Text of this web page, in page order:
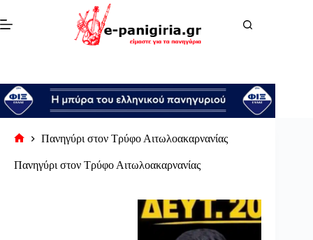
στο
περιεχόμενο
σελίδα
Πανηγύρι στον Τρύφο Αιτωλοακαρνανίας
Πανηγύρι στον Τρύφο Αιτωλοακαρνανίας